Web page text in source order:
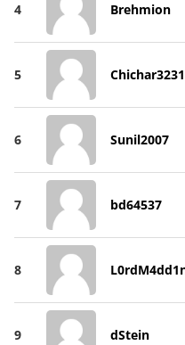
4 Brehmion
5
6 Sunil2007
7 bd64537
8
9 dStein